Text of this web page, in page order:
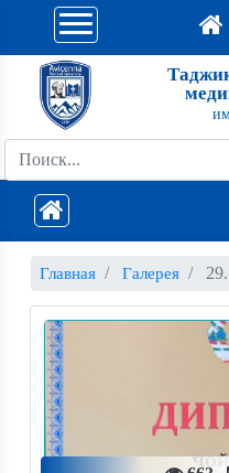
Главная Галерея